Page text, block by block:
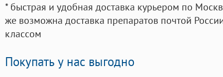
* быстрая и удобная доставка курьером по
же возможна доставка препаратов почтой
классом
Покупать у нас выгодно